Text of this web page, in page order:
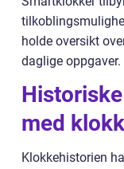
holde oversikt
daglige oppgaver.
med
Klokkehistorien